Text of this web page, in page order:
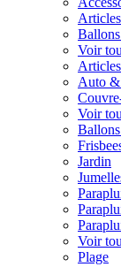
Voir
Auto
Voir
Jardin
Voir
Plage